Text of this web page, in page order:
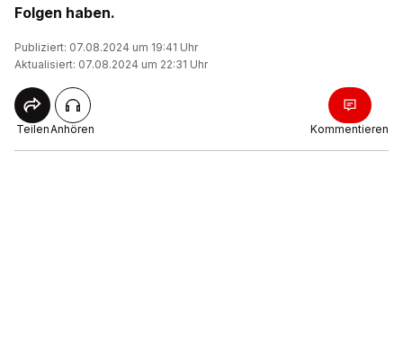
Folgen haben.
Publiziert: 07.08.2024 um 19:41 Uhr
Aktualisiert: 07.08.2024 um 22:31 Uhr
TeilenAnhören Kommentieren